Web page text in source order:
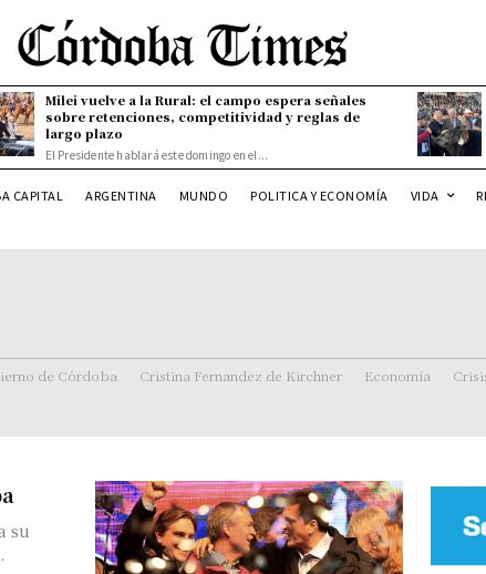
Milei vuelve a la Rural: el campo espera señales
sobre retenciones, competitividad y reglas de
largo plazo
El Presidente hablará este domingo en el...
CAPITAL ARGENTINA MUNDO POLITICA Y ECONOMÍA VIDA
de Córdoba Cristina Fernandez de Kirchner Economía
su